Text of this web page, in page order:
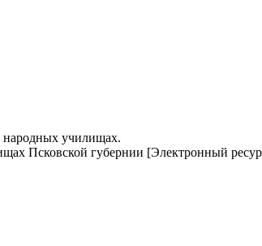
народных училищах.
Псковской губернии [Электронный